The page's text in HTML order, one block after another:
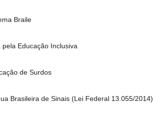
Braile
Educação Inclusiva
de Surdos
Brasileira de Sinais (Lei Federal 13.055/2014)